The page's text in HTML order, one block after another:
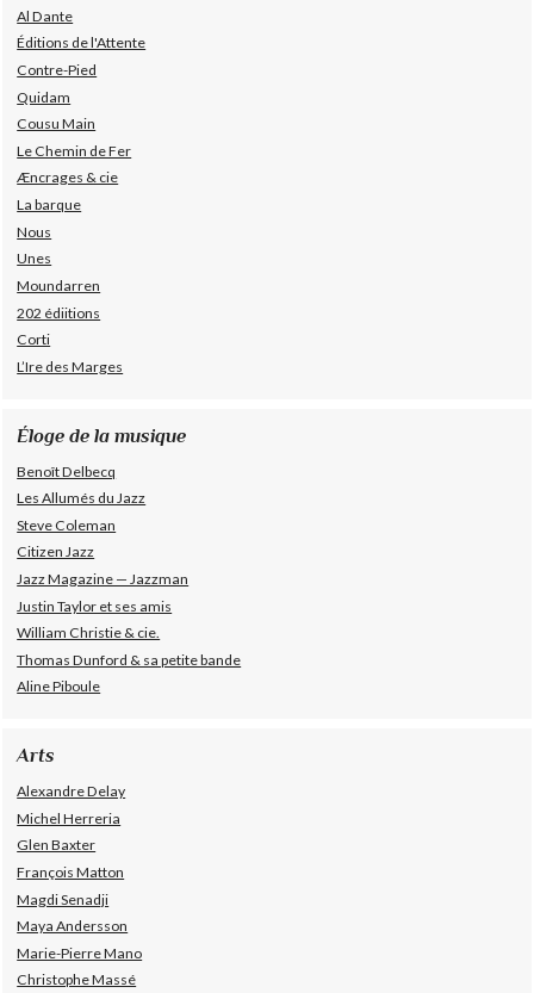
Al Dante
Éditions de l'Attente
Contre-Pied
Quidam
Cousu Main
Le Chemin de Fer
Æncrages & cie
La barque
Nous
Unes
Moundarren
202 édiitions
Corti
L’Ire des Marges
Éloge de la musique
Benoît Delbecq
Les Allumés du Jazz
Steve Coleman
Citizen Jazz
Jazz Magazine — Jazzman
Justin Taylor et ses amis
William Christie & cie.
Thomas Dunford & sa petite bande
Aline Piboule
Arts
Alexandre Delay
Michel Herreria
Glen Baxter
François Matton
Magdi Senadji
Maya Andersson
Marie-Pierre Mano
Christophe Massé